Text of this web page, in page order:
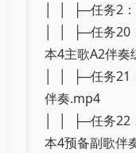
│ │ ├─任务2
│ │ ├─任务20
本4主歌A2伴奏
│ │ ├─任务21
伴奏.mp4
│ │ ├─任务22
本4预备副歌伴